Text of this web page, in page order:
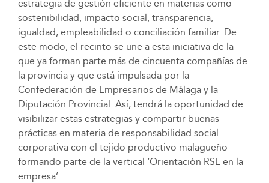
estrategia de gestión eficiente en materias como
sostenibilidad, impacto social, transparencia,
igualdad, empleabilidad o conciliación familiar. De
este modo, el recinto se une a esta iniciativa de la
que ya forman parte más de cincuenta compañías de
la provincia y que está impulsada por la
Confederación de Empresarios de Málaga y la
Diputación Provincial. Así, tendrá la oportunidad de
visibilizar estas estrategias y compartir buenas
prácticas en materia de responsabilidad social
corporativa con el tejido productivo malagueño
formando parte de la vertical ‘Orientación RSE en la
empresa’.